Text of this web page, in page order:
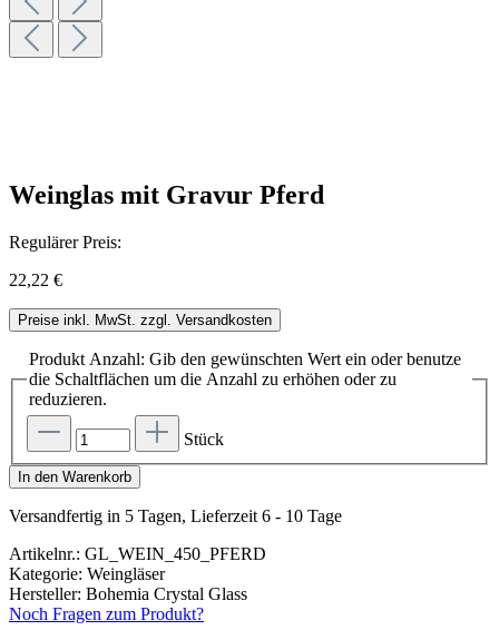
Weinglas mit Gravur Pferd
Regulärer Preis:
22,22 €
Preise inkl. MwSt. zzgl. Versandkosten
Produkt Anzahl: Gib den gewünschten Wert ein oder benutze
die Schaltflächen um die Anzahl zu erhöhen oder zu
reduzieren.
Stück
In den Warenkorb
Versandfertig in 5 Tagen, Lieferzeit 6 - 10 Tage
Artikelnr.: GL_WEIN_450_PFERD
Kategorie: Weingläser
Hersteller: Bohemia Crystal Glass
Noch Fragen zum Produkt?